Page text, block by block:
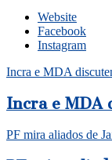
Website
Facebook
Instagram
Incra e MDA
Incra e MDA
PF mira aliados de